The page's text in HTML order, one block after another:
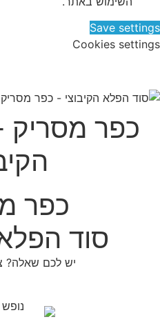
Save
Cookies
כפר מסריק
כפר
סוד
יש לכם שאלה?